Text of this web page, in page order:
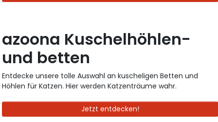
azoona Kuschelhöhlen-
und betten
Entdecke unsere tolle Auswahl an kuscheligen Betten und
Höhlen für Katzen. Hier werden Katzenträume wahr.
Jetzt entdecken!